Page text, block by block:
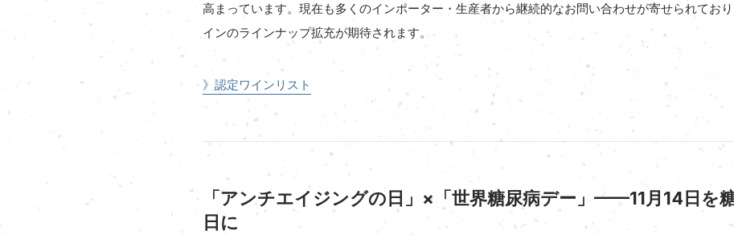
高まっています。現在も多くのインポーター・生産者から継続的なお問い合わせが寄せられてお
インのラインナップ拡充が期待されます。
》認定ワインリスト
「アンチエイジングの日」×「世界糖尿病デー」——11月14日を
日に